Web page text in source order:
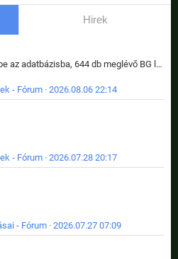
Hirek
149 új BG lap került be az adatbázisba, 644 db meglévő BG lap módosult, bekerültek az új képek a megváltozott lapokhoz is.
- Fórum · 2026.08.06 22:14
- Fórum · 2026.07.28 20:17
- Fórum · 2026.07.27 07:09